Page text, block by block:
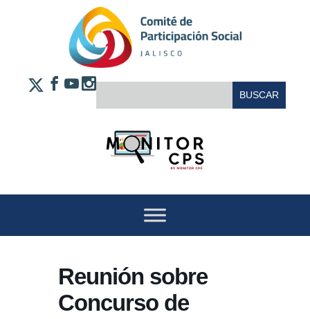
Reunión sobre
Concurso de